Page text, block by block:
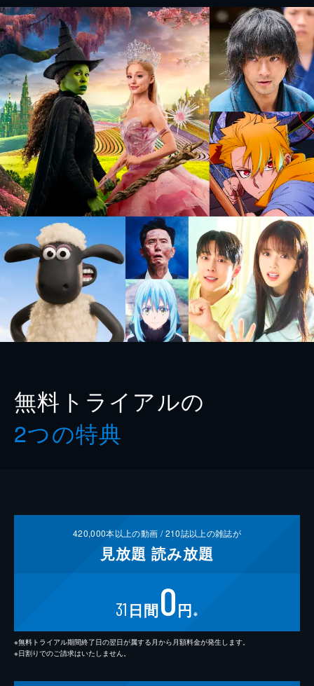
無料トライアルの
2つの特典
420,000本以上の動画 /210誌以上の雑誌が
見放題 読み放題
31 日間0円 ※
※無料トライアル期間終了日の翌日が属する月から月額料金が発生します。
※日割りでのご請求はいたしません。